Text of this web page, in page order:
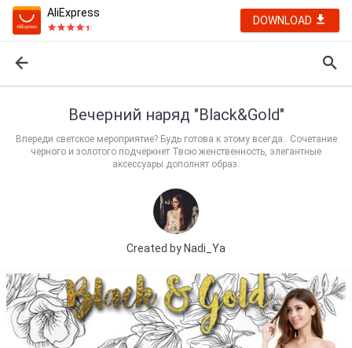
AliExpress
DOWNLOAD
Вечерний наряд "Black&Gold"
Впереди светское мероприятие? Будь готова к этому всегда.. Сочетание
черного и золотого подчеркнет Твою женственность, элегантные
аксессуары дополнят образ.
Created byNadi_Ya